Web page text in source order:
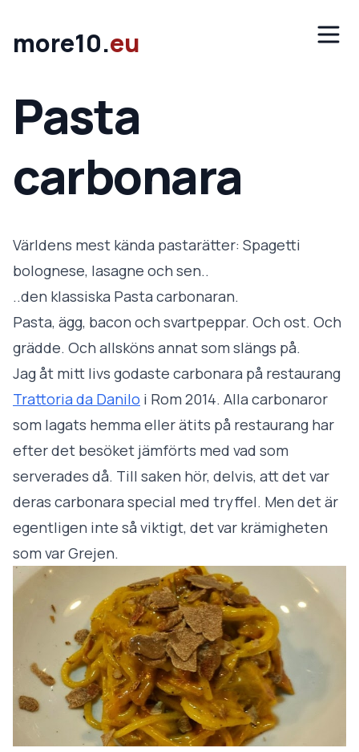
more10.eu
Pasta
carbonara
Världens mest kända pastarätter: Spagetti
bolognese, lasagne och sen..
..den klassiska Pasta carbonaran.
Pasta, ägg, bacon och svartpeppar. Och ost. Och
grädde. Och allsköns annat som slängs på.
Jag åt mitt livs godaste carbonara på restaurang
Trattoria da Danilo i Rom 2014. Alla carbonaror
som lagats hemma eller ätits på restaurang har
efter det besöket jämförts med vad som
serverades då. Till saken hör, delvis, att det var
deras carbonara special med tryffel. Men det är
egentligen inte så viktigt, det var krämigheten
som var Grejen.